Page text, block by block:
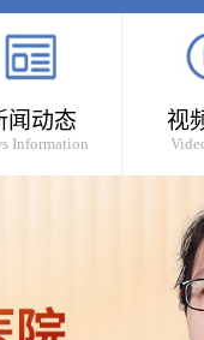
闻动态
Information
视